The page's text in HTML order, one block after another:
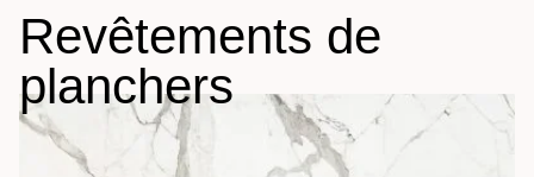
Revêtements de
planchers